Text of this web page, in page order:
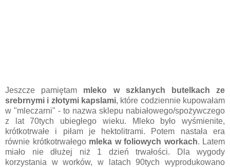
Jeszcze pamiętam mleko w szklanych butelkach ze
srebrnymi i złotymi kapslami, które codziennie kupowałam
w "mleczarni" - to nazwa sklepu nabiałowego/spożywczego
z lat 70tych ubiegłego wieku. Mleko było wyśmienite,
krótkotrwałe i piłam je hektolitrami. Potem nastała era
równie krótkotrwałego mleka w foliowych workach. Latem
miało nie dłużej niż 1 dzień trwałości. Dla wygody
korzystania w worków, w latach 90tych wyprodukowano